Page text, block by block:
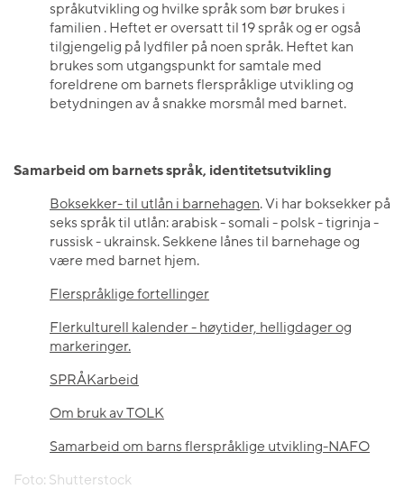
språkutvikling og hvilke språk som bør brukes i
familien . Heftet er oversatt til 19 språk og er også
tilgjengelig på lydfiler på noen språk. Heftet kan
brukes som utgangspunkt for samtale med
foreldrene om barnets flerspråklige utvikling og
betydningen av å snakke morsmål med barnet.
Samarbeid om barnets språk, identitetsutvikling
Boksekker- til utlån i barnehagen. Vi har boksekker på
seks språk til utlån: arabisk - somali - polsk - tigrinja -
russisk - ukrainsk. Sekkene lånes til barnehage og
være med barnet hjem.
Flerspråklige fortellinger
Flerkulturell kalender - høytider, helligdager og
markeringer.
SPRÅKarbeid
Om bruk av TOLK
Samarbeid om barns flerspråklige utvikling-NAFO
Foto: Shutterstock